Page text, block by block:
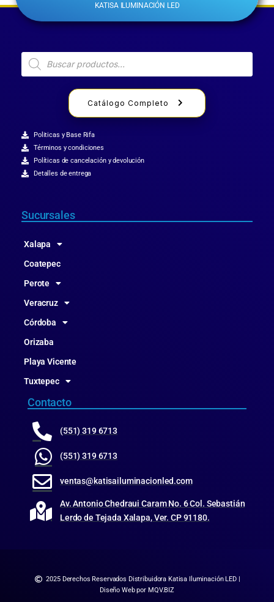
KATISA ILUMINACIÓN LED
Catálogo Completo
Politicas y Base Rifa
Términos y condiciones
Políticas de cancelación y devolución
Detalles de entrega
Sucursales
Xalapa
Coatepec
Perote
Veracruz
Córdoba
Orizaba
Playa Vicente
Tuxtepec
Contacto
(551) 319 6713
(551) 319 6713
ventas@katisailuminacionled.com
Av. Antonio Chedraui Caram No. 6 Col. Sebastián
Lerdo de Tejada Xalapa, Ver. CP 91180.
2025 Derechos Reservados Distribuidora Katisa Iluminación LED |
Diseño Web por MQV.BIZ